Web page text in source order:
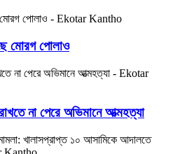
মোরগ পোলাও
না পেরে অভিমানে আত্মহত্যা